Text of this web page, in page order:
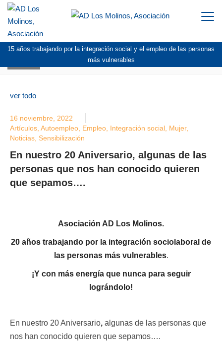
15 años trabajando por la integración social y el empleo de las personas
más vulnerables
ver todo
16 noviembre, 2022
Artículos Autoempleo Empleo Integración social Mujer,
Noticias Sensibilización
En nuestro 20 Aniversario, algunas de las
personas que nos han conocido quieren
que sepamos….
Asociación AD Los Molinos.
20 años trabajando por la integración sociolaboral de
las personas más vulnerables.
¡Y con más energía que nunca para seguir
lográndolo!
En nuestro 20 Aniversario, algunas de las personas que
nos han conocido quieren que sepamos….